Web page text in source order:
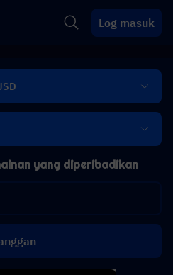
Log masuk
yang diperibadikan